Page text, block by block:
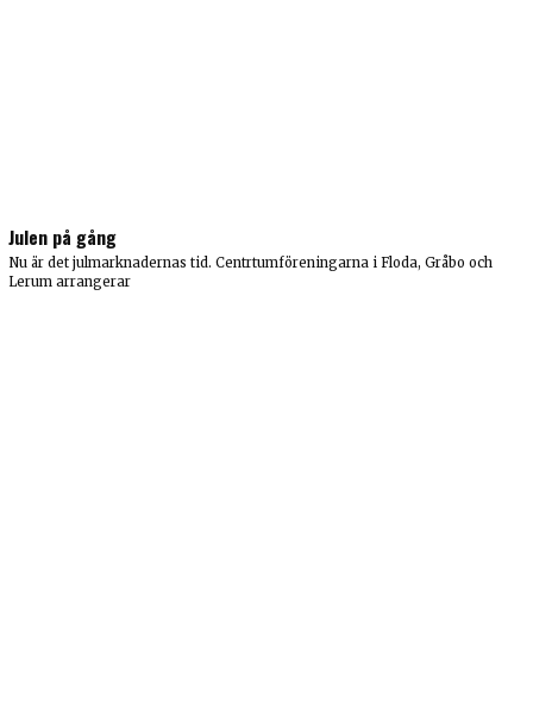
Julen på gång
Nu är det julmarknadernas tid. Centrtumföreningarna i Floda, Gråbo och
Lerum arrangerar